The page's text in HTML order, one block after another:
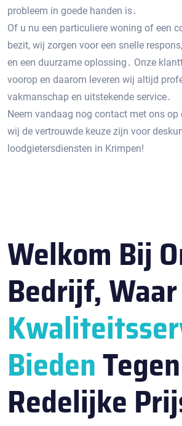
probleem in goede handen is․
Of u nu een particuliere woning of een
bezit, wij zorgen voor een snelle
en een duurzame oplossing․ Onze
voorop en daarom leveren wij altijd
vakmanschap en uitstekende service․
Neem vandaag nog contact met ons op
wij de vertrouwde keuze zijn voor
loodgietersdiensten in Krimpen!​
Welkom Bij
Bedrijf, Waar
Bieden
Redelijke